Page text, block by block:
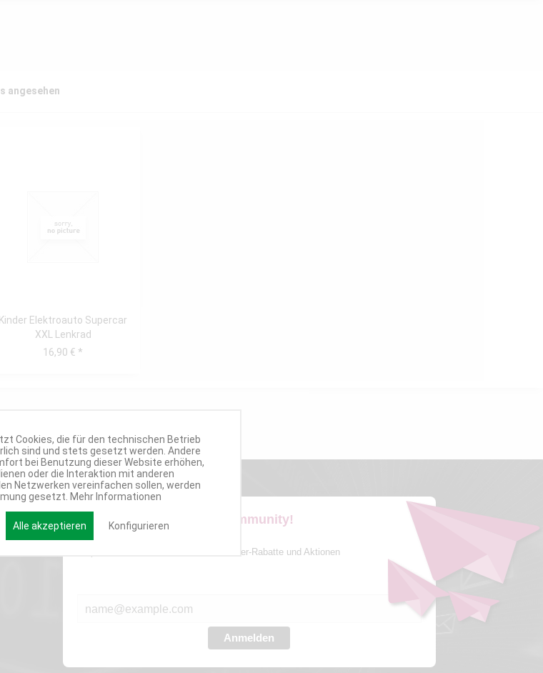
angesehen
Kinder Elektroauto Supercar
XXL Lenkrad
16,90 € *
Werde Teil der Miweba Community!
Verpasse nie wieder exklusive Newsletter-Rabatte und Aktionen
Anmelden
Cookies, die für den technischen Betrieb
sind und stets gesetzt werden. Andere
bei Benutzung dieser Website erhöhen,
oder die Interaktion mit anderen
Netzwerken vereinfachen sollen, werden
gesetzt. Mehr Informationen
Alle akzeptieren Konfigurieren